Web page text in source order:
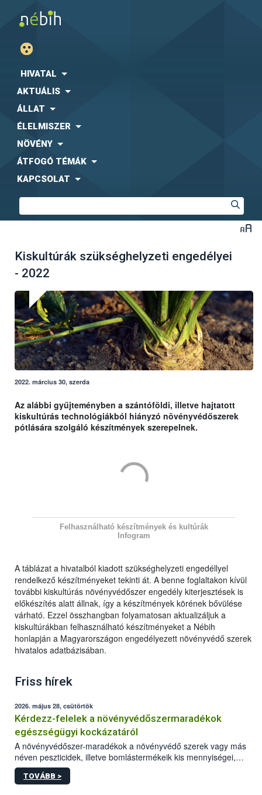
HIVATAL
AKTUÁLIS
ÁLLAT
ÉLELMISZER
NÖVÉNY
ÁTFOGÓ TÉMÁK
KAPCSOLAT
Kiskultúrák szükséghelyzeti engedélyei
- 2022
2022. március 30, szerda
Az alábbi gyűjteményben a szántóföldi, illetve hajtatott
kiskultúrás technológiákból hiányzó növényvédőszerek
pótlására szolgáló készítmények szerepelnek.
Felhasználható készítmények és kultúrák
Infogram
A táblázat a hivatalból kiadott szükséghelyzeti engedéllyel
rendelkező készítményeket tekinti át. A benne foglaltakon kívül
további kiskultúrás növényvédőszer engedély kiterjesztések is
előkészítés alatt állnak, így a készítmények körének bővülése
várható. Ezzel összhangban folyamatosan aktualizáljuk a
kiskultúrákban felhasználható készítményeket a Nébih
honlapján a Magyarországon engedélyezett növényvédő szerek
hivatalos adatbázisában.
Friss hírek
2026. május 28, csütörtök
Kérdezz-felelek a növényvédőszermaradékok
egészségügyi kockázatáról
A növényvédőszer-maradékok a növényvédő szerek vagy más
néven peszticidek, illetve bomlástermékeik kis mennyiségei,
melyek a terményekben vagy azok felületén a betakarítást,
szüretelést, illetve tárolást követően is megmaradhatnak. Az
TOVÁBB >